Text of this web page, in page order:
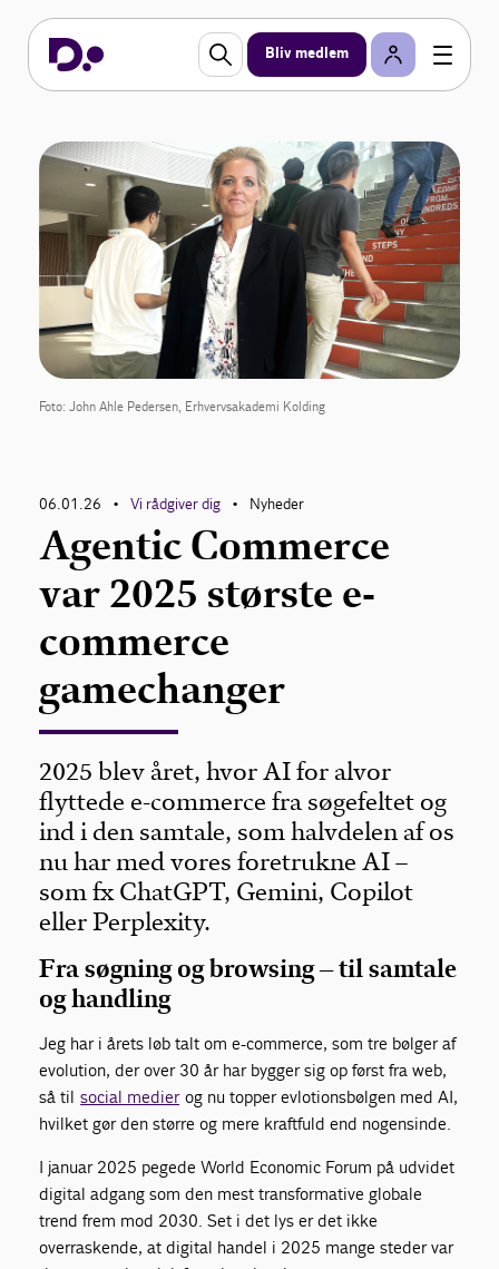
Bliv medlem
Foto: John Ahle Pedersen, Erhvervsakademi Kolding
06.01.26 • Vi rådgiver dig • Nyheder
Agentic Commerce
var 2025 største e-
commerce
gamechanger
2025 blev året, hvor AI for alvor
flyttede e-commerce fra søgefeltet og
ind i den samtale, som halvdelen af os
nu har med vores foretrukne AI –
som fx ChatGPT, Gemini, Copilot
eller Perplexity.
Fra søgning og browsing – til samtale
og handling
Jeg har i årets løb talt om e-commerce, som tre bølger af
evolution, der over 30 år har bygger sig op først fra web,
så tilsocial medier og nu topper evlotionsbølgen med AI,
hvilket gør den større og mere kraftfuld end nogensinde.
I januar 2025 pegede World Economic Forum på udvidet
digital adgang som den mest transformative globale
trend frem mod 2030. Set i det lys er det ikke
overraskende, at digital handel i 2025 mange steder var